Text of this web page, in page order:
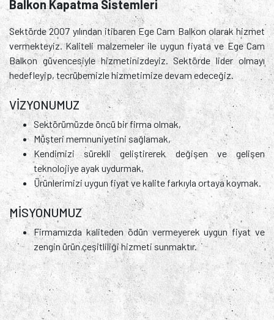
Balkon Kapatma Sistemleri
Sektörde 2007 yılından itibaren Ege Cam Balkon olarak hizmet
vermekteyiz. Kaliteli malzemeler ile uygun fiyata ve Ege Cam
Balkon güvencesiyle hizmetinizdeyiz. Sektörde lider olmayı
hedefleyip, tecrübemizle hizmetimize devam edeceğiz.
VİZYONUMUZ
Sektörümüzde öncü bir firma olmak,
Müşteri memnuniyetini sağlamak,
Kendimizi sürekli geliştirerek değişen ve gelişen
teknolojiye ayak uydurmak,
Ürünlerimizi uygun fiyat ve kalite farkıyla ortaya koymak.
MİSYONUMUZ
Firmamızda kaliteden ödün vermeyerek uygun fiyat ve
zengin ürün çeşitliliği hizmeti sunmaktır.